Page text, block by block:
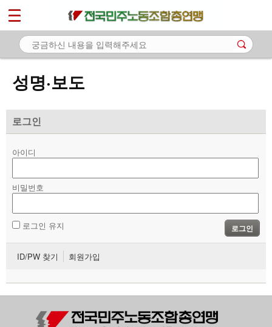
성명·보도
로그인
아이디
비밀번호
로그인 유지 로그인
ID/PW 찾기 회원가입
마이페이지
소개
- 공지사항
- 성명·보도
자료
부설기관
업무